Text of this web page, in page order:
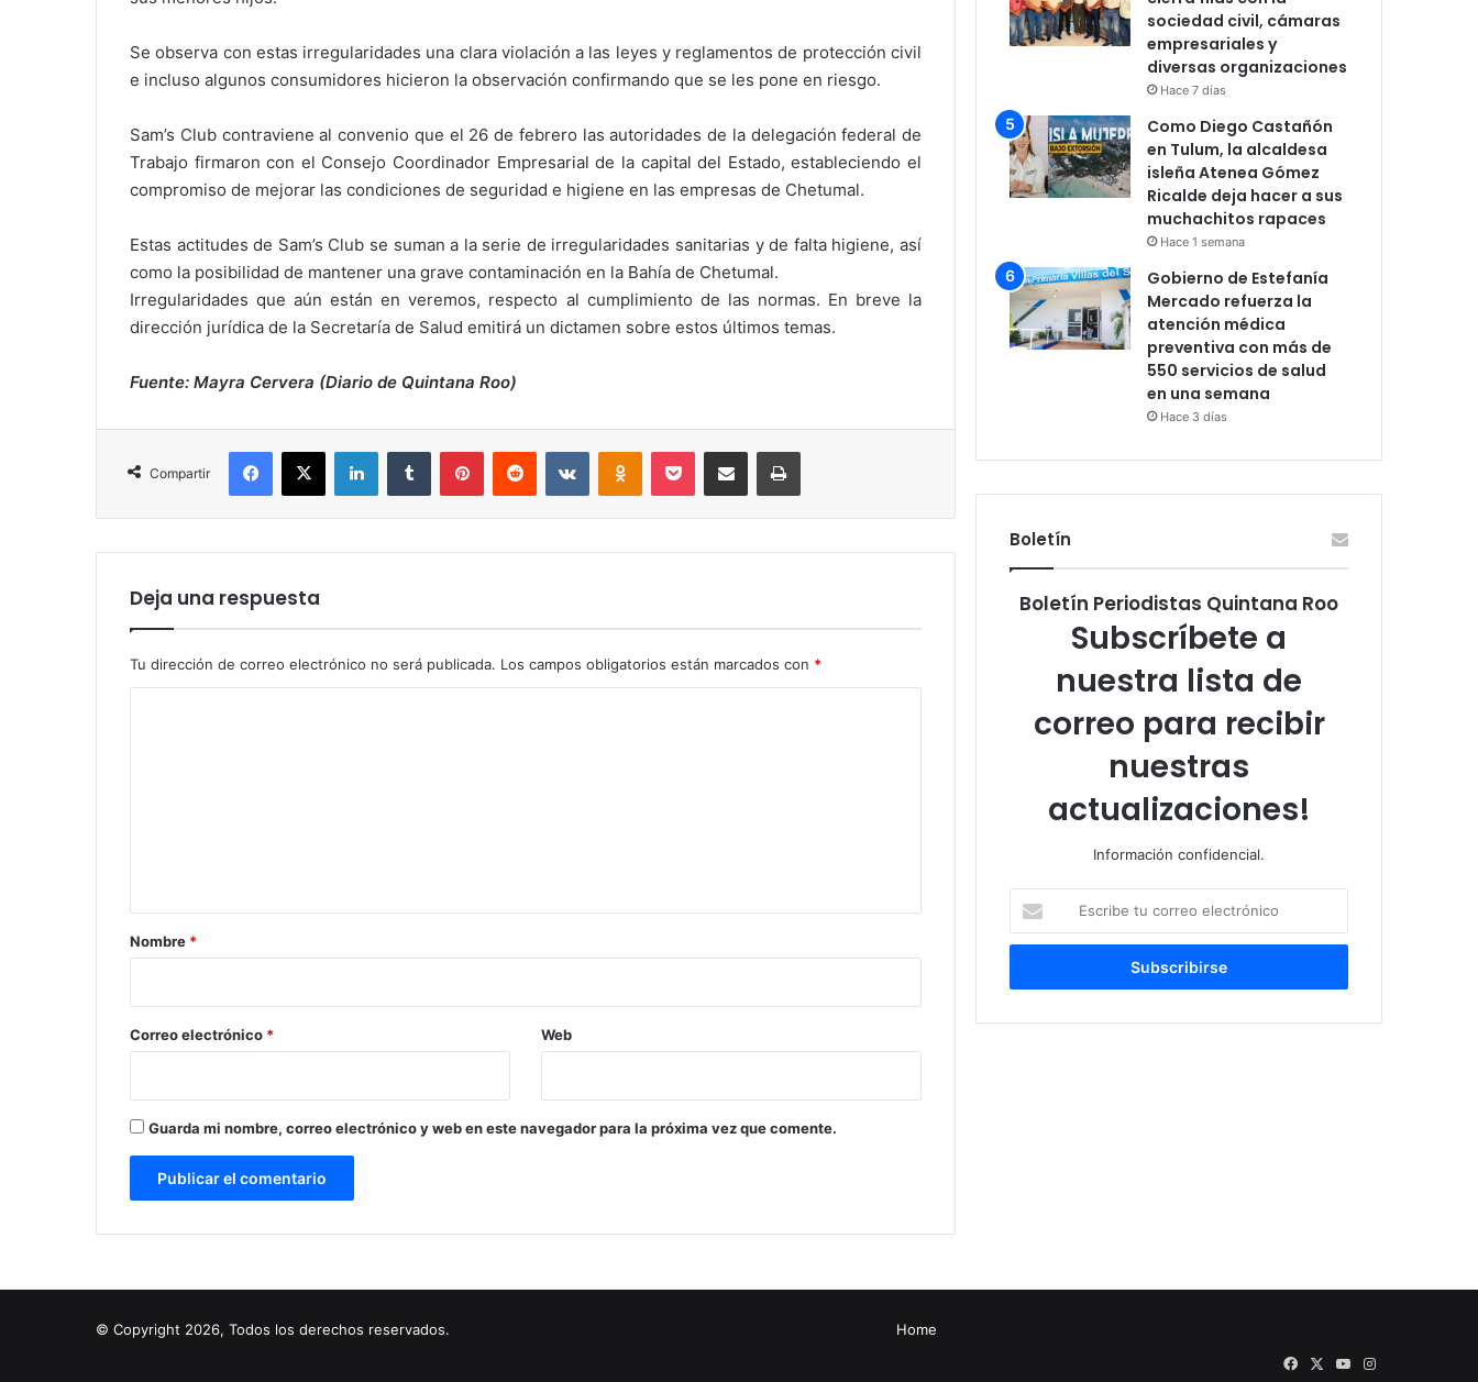
Se observa con estas irregularidades una clara violación a las leyes y reglamentos de protección civil
e incluso algunos consumidores hicieron la observación confirmando que se les pone en riesgo.
Sam’s Club contraviene al convenio que el 26 de febrero las autoridades de la delegación federal de
Trabajo firmaron con el Consejo Coordinador Empresarial de la capital del Estado, estableciendo el
compromiso de mejorar las condiciones de seguridad e higiene en las empresas de Chetumal.
Estas actitudes de Sam’s Club se suman a la serie de irregularidades sanitarias y de falta higiene, así
como la posibilidad de mantener una grave contaminación en la Bahía de Chetumal.
Irregularidades que aún están en veremos, respecto al cumplimiento de las normas. En breve la
dirección jurídica de la Secretaría de Salud emitirá un dictamen sobre estos últimos temas.
Fuente: Mayra Cervera (Diario de Quintana Roo)
Compartir
Facebook
X LinkedInTumblr PinterestReddit VKontakteOdnoklassniki
Pocket Compartir por correo electrónicoImprimir
Deja una respuesta
Tu dirección de correo electrónico no será publicada. Los campos obligatorios están marcados con *
r
*
Nombre *
Correo electrónico * Web
Guarda mi nombre, correo electrónico y web en este navegador para la próxima vez que comente.
sociedad civil, cámaras
empresariales y
diversas organizaciones
Hace 7 días
Como Diego Castañón
en Tulum, la alcaldesa
isleña Atenea Gómez
Ricalde deja hacer a sus
muchachitos rapaces
Hace 1 semana
Gobierno de Estefanía
Mercado refuerza la
atención médica
preventiva con más de
550 servicios de salud
en una semana
Hace 3 días
Boletín
Boletín Periodistas Quintana Roo
Subscríbete a
nuestra lista de
correo para recibir
nuestras
actualizaciones!
Información confidencial.
tu
correo
© Copyright 2026, Todos los derechos reservados.
Home
Facebook
X YouTubeInstagram